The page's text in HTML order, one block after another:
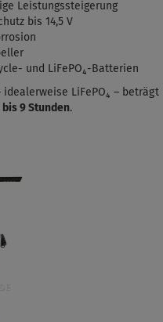
Leistungssteigerung
bis 14,5 V
und LiFePO₄-Batterien
idealerweise LiFePO₄ – beträgt
bis 9 Stunden.